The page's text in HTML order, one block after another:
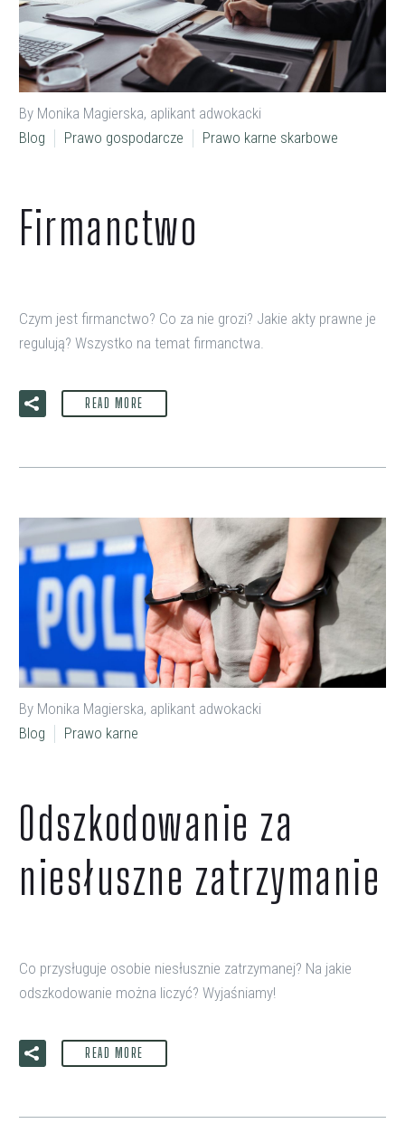
By Monika Magierska, aplikant adwokacki
Blog
Prawo gospodarcze Prawo karne skarbowe
Firmanctwo
Czym jest firmanctwo? Co za nie grozi? Jakie akty prawne je
regulują? Wszystko na temat firmanctwa.
READ MORE
By Monika Magierska, aplikant adwokacki
Blog
Prawo karne
Odszkodowanie za
niesłuszne zatrzymanie
Co przysługuje osobie niesłusznie zatrzymanej? Na jakie
odszkodowanie można liczyć? Wyjaśniamy!
READ MORE